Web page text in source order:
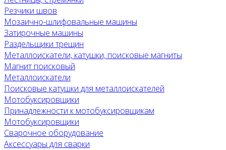
Резчики швов
Мозаично-шлифовальные машины
Затирочные машины
Раздельщики трещин
Металлоискатели, катушки, поисковые магниты
Магнит поисковый
Металлоискатели
Поисковые катушки для металлоискателей
Мотобуксировщики
Принадлежности к мотобуксировщикам
Мотобуксировщики
Сварочное оборудование
Аксессуары для сварки